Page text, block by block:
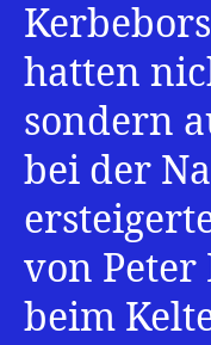
hatten
sondern
bei der
von Peter
beim